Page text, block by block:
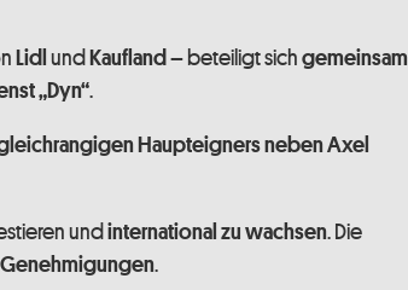
Lidl undKaufland– beteiligt sich gemeinsam
„Dyn“.
Haupteignersneben Axel
undinternational zu wachsen. Die
.